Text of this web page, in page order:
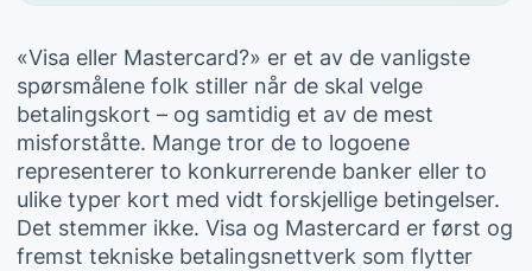
«Visa eller Mastercard?» er et av de vanligste
spørsmålene folk stiller når de skal velge
betalingskort – og samtidig et av de mest
misforståtte. Mange tror de to logoene
representerer to konkurrerende banker eller to
ulike typer kort med vidt forskjellige betingelser.
Det stemmer ikke. Visa og Mastercard er først og
fremst tekniske betalingsnettverk som flytter